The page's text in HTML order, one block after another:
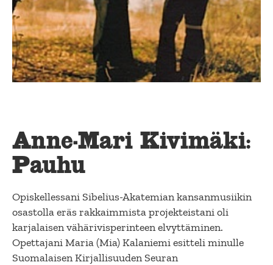
Anne-Mari Kivimäki:
Pauhu
Opiskellessani Sibelius-Akatemian kansanmusiikin
osastolla eräs rakkaimmista projekteistani oli
karjalaisen vähärivisperinteen elvyttäminen.
Opettajani Maria (Mia) Kalaniemi esitteli minulle
Suomalaisen Kirjallisuuden Seuran